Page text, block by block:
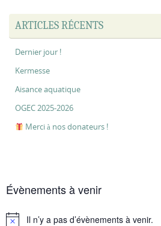
ARTICLES RÉCENTS
Dernier jour !
Kermesse
Aisance aquatique
OGEC 2025-2026
Merci à nos donateurs !
Évènements à venir
Il n’y a pas d’évènements à venir.